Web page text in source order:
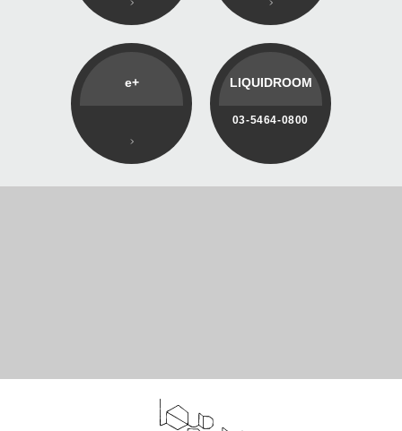
e+ LIQUIDROOM
03-5464-0800